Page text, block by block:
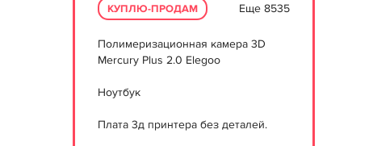
КУПЛЮ-ПРОДАМ Еще 8535
Полимеризационная камера 3D
Mercury Plus 2.0 Elegoo
Ноутбук
Плата 3д принтера без деталей.